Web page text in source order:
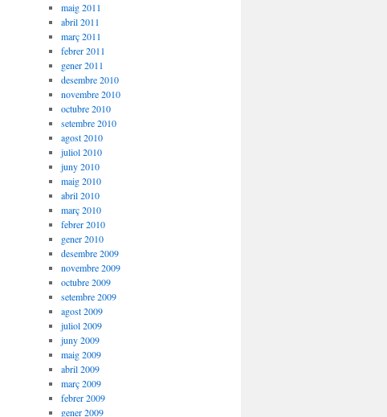
maig 2011
abril 2011
març 2011
febrer 2011
gener 2011
desembre 2010
novembre 2010
octubre 2010
setembre 2010
agost 2010
juliol 2010
juny 2010
maig 2010
abril 2010
març 2010
febrer 2010
gener 2010
desembre 2009
novembre 2009
octubre 2009
setembre 2009
agost 2009
juliol 2009
juny 2009
maig 2009
abril 2009
març 2009
febrer 2009
gener 2009